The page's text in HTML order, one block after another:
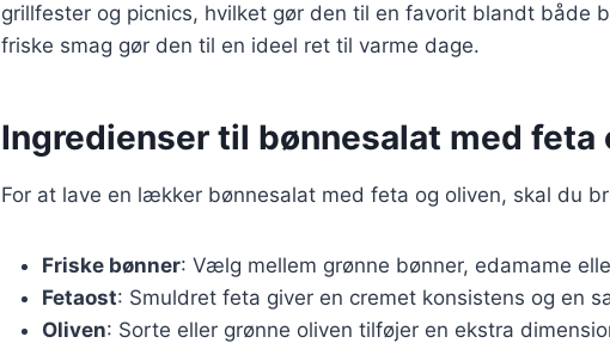
grillfester og picnics, hvilket gør den til en favorit blandt både
friske smag gør den til en ideel ret til varme dage.
Ingredienser til bønnesalat med feta
For at lave en lækker bønnesalat med feta og oliven, skal du
Friske bønner: Vælg mellem grønne bønner, edamame
Fetaost: Smuldret feta giver en cremet konsistens og en
Oliven: Sorte eller grønne oliven tilføjer en ekstra